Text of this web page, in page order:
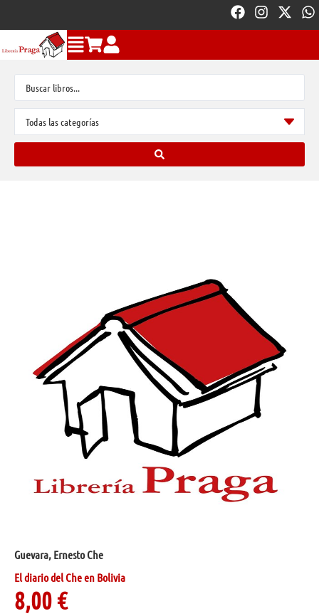
Guevara, Ernesto Che
El diario del Che en Bolivia
8,00€